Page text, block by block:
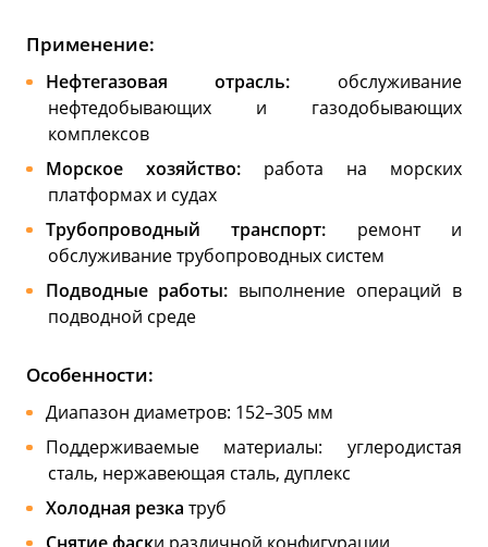
Применение:
Нефтегазовая отрасль: обслуживание
нефтедобывающих и газодобывающих
комплексов
Морское хозяйство:работа на морских
платформах и судах
Трубопроводный транспорт: ремонт и
обслуживание трубопроводных систем
Подводные работы: выполнение операций в
подводной среде
Особенности:
Диапазон диаметров: 152–305 мм
Поддерживаемые материалы: углеродистая
сталь, нержавеющая сталь, дуплекс
Холодная резка труб